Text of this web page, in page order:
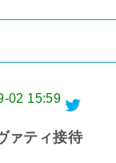
02 15:59
ァティ接待